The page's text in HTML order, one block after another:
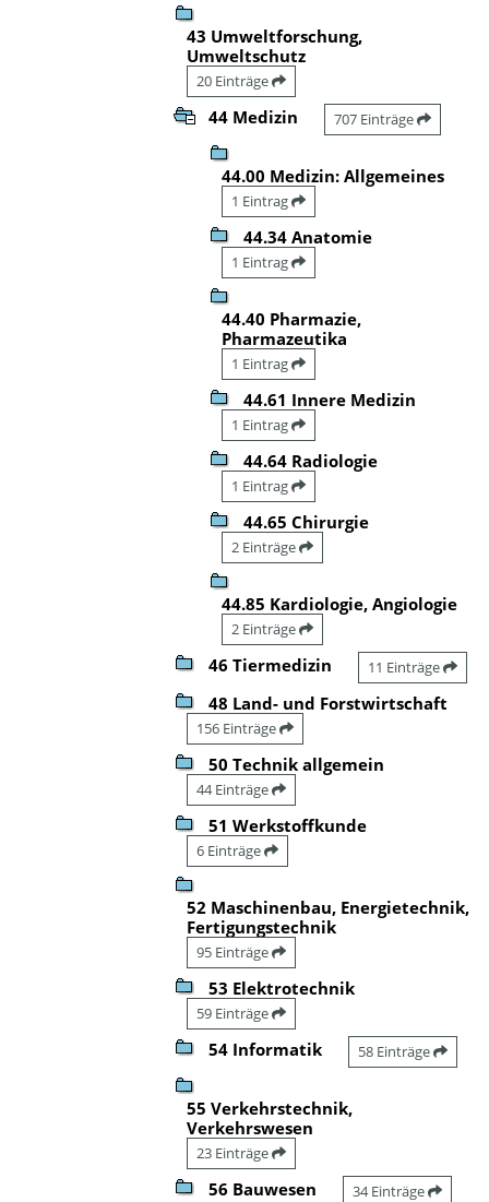
43 Umweltforschung,
Umweltschutz
20 Einträge
44 Medizin 707 Einträge
44.00 Medizin: Allgemeines
1 Eintrag
44.34 Anatomie
1 Eintrag
44.40 Pharmazie,
Pharmazeutika
1 Eintrag
44.61 Innere Medizin
1 Eintrag
44.64 Radiologie
1 Eintrag
44.65 Chirurgie
2 Einträge
44.85 Kardiologie, Angiologie
2 Einträge
46 Tiermedizin 11 Einträge
48 Land- und Forstwirtschaft
156 Einträge
50 Technik allgemein
44 Einträge
51 Werkstoffkunde
6 Einträge
52 Maschinenbau, Energietechnik,
Fertigungstechnik
95 Einträge
53 Elektrotechnik
59 Einträge
54 Informatik 58 Einträge
55 Verkehrstechnik,
Verkehrswesen
23 Einträge
56 Bauwesen 34 Einträge